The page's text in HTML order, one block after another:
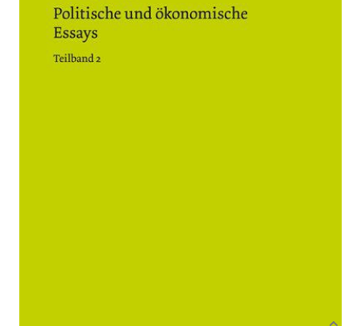
Zur Wunschliste hinzufügen
David Hume